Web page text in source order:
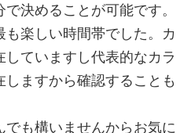
決めることが可能です。
楽しい時間帯でした。カ
ていますし代表的なカラ
ますから確認することも
でも構いませんからお気に